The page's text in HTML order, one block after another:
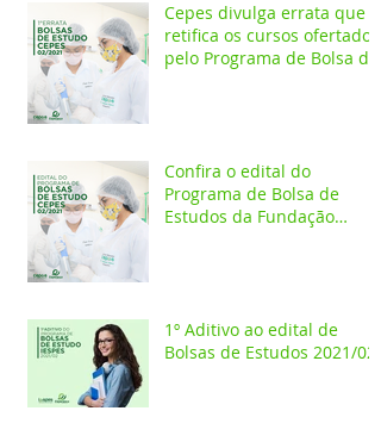
Cepes divulga errata que
retifica os cursos ofertados
pelo Programa de Bolsa de
Confira o edital do
Programa de Bolsa de
Estudos da Fundação
1º Aditivo ao edital de
Bolsas de Estudos 2021/02